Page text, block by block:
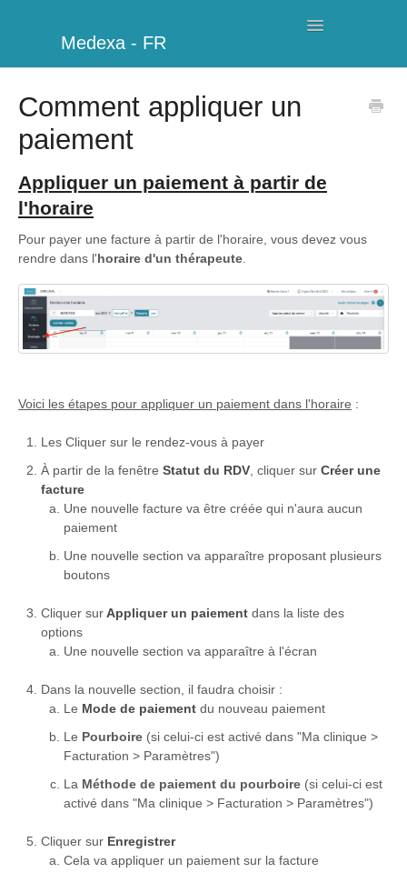
Medexa - FR
Toggle
Facturation
Clients
Informations complémentaires
Mon compte
Formations
Comment appliquer un
paiement
Appliquer un paiement à partir de
l'horaire
Pour payer une facture à partir de l'horaire, vous devez vous
rendre dans l'horaire d'un thérapeute
Voici les étapes pour appliquer un paiement dans l'horaire :
Les Cliquer sur le rendez-vous à payer
À partir de la fenêtre Statut du RDV , cliquer sur Créer une
facture
Une nouvelle facture va être créée qui n'aura aucun
paiement
Une nouvelle section va apparaître proposant plusieurs
boutons
Cliquer surAppliquer un paiement dans la liste des
options
Une nouvelle section va apparaître à l'écran
Dans la nouvelle section, il faudra choisir :
Le Mode de paiement du nouveau paiement
Le Pourboire (si celui-ci est activé dans "Ma clinique >
Facturation > Paramètres")
La Méthode de paiement du pourboire (si celui-ci est
activé dans "Ma clinique > Facturation > Paramètres")
Cliquer sur Enregistrer
Cela va appliquer un paiement sur la facture